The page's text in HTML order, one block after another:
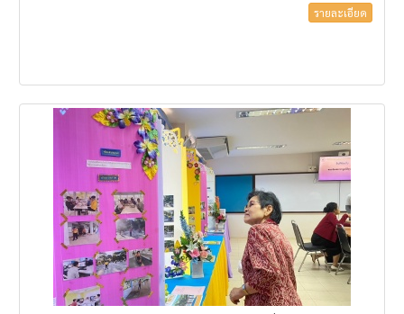
รายละเอียด